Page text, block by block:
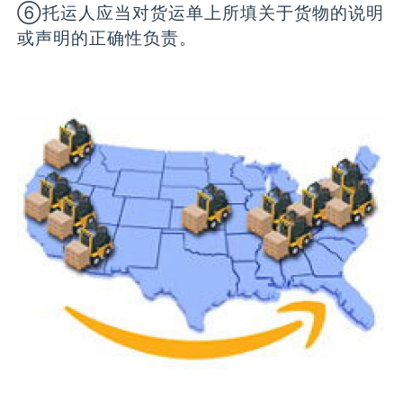
⑥托运人应当对货运单上所填关于货物的说明
或声明的正确性负责。